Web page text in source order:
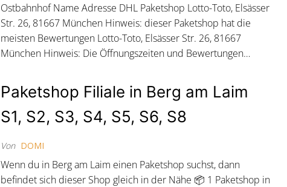
Ostbahnhof Name Adresse DHL Paketshop Lotto-Toto, Elsässer
Str. 26, 81667 München Hinweis: dieser Paketshop hat die
meisten Bewertungen Lotto-Toto, Elsässer Str. 26, 81667
München Hinweis: Die Öffnungszeiten und Bewertungen…
Paketshop Filiale in Berg am Laim
S1, S2, S3, S4, S5, S6, S8
Von DOMI
Wenn du in Berg am Laim einen Paketshop suchst, dann
befindet sich dieser Shop gleich in der Nähe 📦 1 Paketshop in